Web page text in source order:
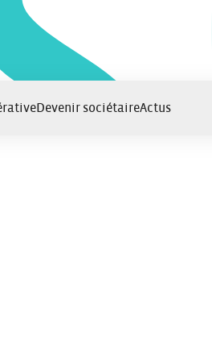
Devenir sociétaireActus